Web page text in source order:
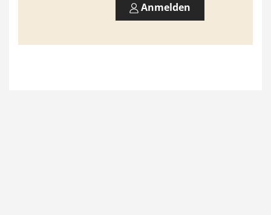
0
Anmelden